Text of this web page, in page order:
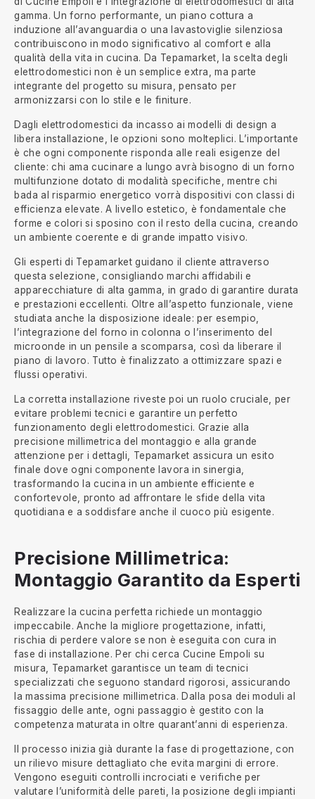
gamma. Un forno performante, un piano cottura a
induzione all’avanguardia o una lavastoviglie silenziosa
contribuiscono in modo significativo al comfort e alla
qualità della vita in cucina. Da Tepamarket, la scelta degli
elettrodomestici non è un semplice extra, ma parte
integrante del progetto su misura, pensato per
armonizzarsi con lo stile e le finiture.
Dagli elettrodomestici da incasso ai modelli di design a
libera installazione, le opzioni sono molteplici. L’importante
è che ogni componente risponda alle reali esigenze del
cliente: chi ama cucinare a lungo avrà bisogno di un forno
multifunzione dotato di modalità specifiche, mentre chi
bada al risparmio energetico vorrà dispositivi con classi di
efficienza elevate. A livello estetico, è fondamentale che
forme e colori si sposino con il resto della cucina, creando
un ambiente coerente e di grande impatto visivo.
Gli esperti di Tepamarket guidano il cliente attraverso
questa selezione, consigliando marchi affidabili e
apparecchiature di alta gamma, in grado di garantire durata
e prestazioni eccellenti. Oltre all’aspetto funzionale, viene
studiata anche la disposizione ideale: per esempio,
l’integrazione del forno in colonna o l’inserimento del
microonde in un pensile a scomparsa, così da liberare il
piano di lavoro. Tutto è finalizzato a ottimizzare spazi e
flussi operativi.
La corretta installazione riveste poi un ruolo cruciale, per
evitare problemi tecnici e garantire un perfetto
funzionamento degli elettrodomestici. Grazie alla
precisione millimetrica del montaggio e alla grande
attenzione per i dettagli, Tepamarket assicura un esito
finale dove ogni componente lavora in sinergia,
trasformando la cucina in un ambiente efficiente e
confortevole, pronto ad affrontare le sfide della vita
quotidiana e a soddisfare anche il cuoco più esigente.
Precisione Millimetrica:
Montaggio Garantito da Esperti
Realizzare la cucina perfetta richiede un montaggio
impeccabile. Anche la migliore progettazione, infatti,
rischia di perdere valore se non è eseguita con cura in
fase di installazione. Per chi cerca Cucine Empoli su
misura, Tepamarket garantisce un team di tecnici
specializzati che seguono standard rigorosi, assicurando
la massima precisione millimetrica. Dalla posa dei moduli al
fissaggio delle ante, ogni passaggio è gestito con la
competenza maturata in oltre quarant’anni di esperienza.
Il processo inizia già durante la fase di progettazione, con
un rilievo misure dettagliato che evita margini di errore.
Vengono eseguiti controlli incrociati e verifiche per
valutare l’uniformità delle pareti, la posizione degli impianti